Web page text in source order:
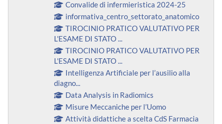
Convalide di infermieristica 2024-25
informativa_centro_settorato_anatomico
TIROCINIO PRATICO VALUTATIVO PER
L'ESAME DI STATO ...
TIROCINIO PRATICO VALUTATIVO PER
L'ESAME DI STATO ...
Intelligenza Artificiale per l’ausilio alla
diagno...
Data Analysis in Radiomics
Misure Meccaniche per l’Uomo
Attività didattiche a scelta CdS Farmacia